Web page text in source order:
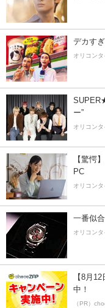
デカす
オリコン
ー”
オリコン
【驚愕
PC
オリコン
一番似
オリコン
【8月
中！
（PR）